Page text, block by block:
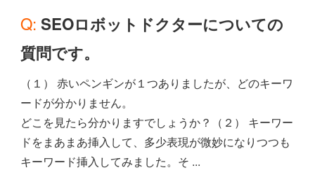
Q: SEOロボットドクターについての
質問です。
（１） 赤いペンギンが１つありましたが、どのキーワ
ードが分かりません。
どこを見たら分かりますでしょうか？（２） キーワー
ドをまあまあ挿入して、多少表現が微妙になりつつも
キーワード挿入してみました。そ ...